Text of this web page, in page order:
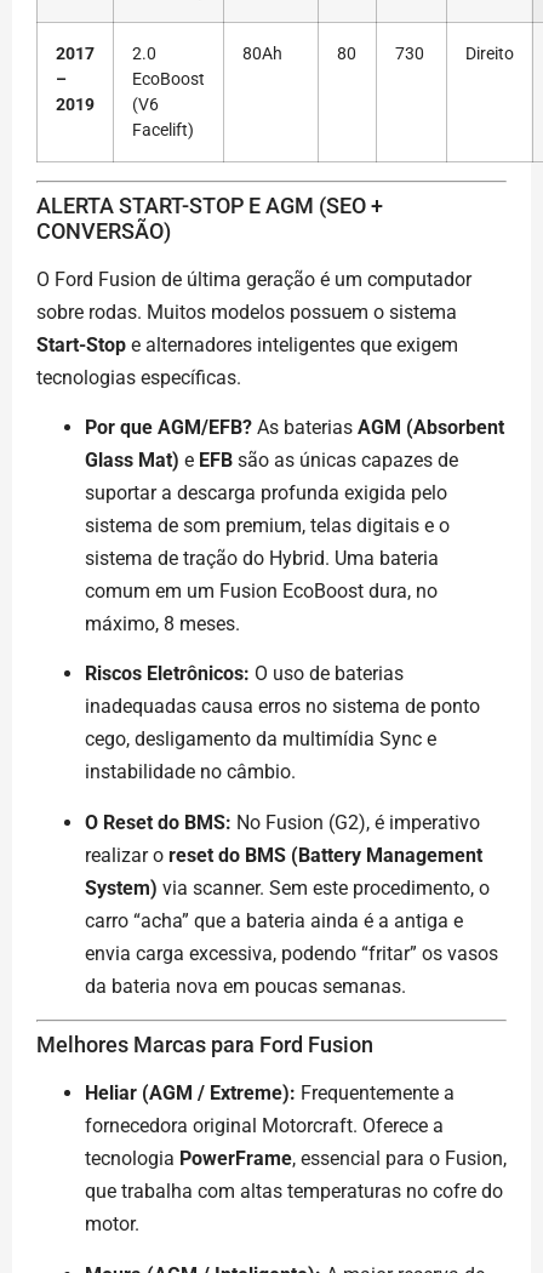
2017
–
2019
2.0
EcoBoost
(V6
Facelift)
80Ah 80 730 Direito
ALERTA START-STOP E AGM (SEO +
CONVERSÃO)
O Ford Fusion de última geração é um computador
sobre rodas. Muitos modelos possuem o sistema
Start-Stop e alternadores inteligentes que exigem
tecnologias específicas.
Por que AGM/EFB? As baterias AGM (Absorbent
Glass Mat) e EFB são as únicas capazes de
suportar a descarga profunda exigida pelo
sistema de som premium, telas digitais e o
sistema de tração do Hybrid. Uma bateria
comum em um Fusion EcoBoost dura, no
máximo, 8 meses.
Riscos Eletrônicos: O uso de baterias
inadequadas causa erros no sistema de ponto
cego, desligamento da multimídia Sync e
instabilidade no câmbio.
O Reset do BMS: No Fusion (G2), é imperativo
realizar o reset do BMS (Battery Management
System) via scanner. Sem este procedimento, o
carro “acha” que a bateria ainda é a antiga e
envia carga excessiva, podendo “fritar” os vasos
da bateria nova em poucas semanas.
Melhores Marcas para Ford Fusion
Heliar (AGM / Extreme): Frequentemente a
fornecedora original Motorcraft. Oferece a
tecnologia PowerFrame, essencial para o Fusion,
que trabalha com altas temperaturas no cofre do
motor.